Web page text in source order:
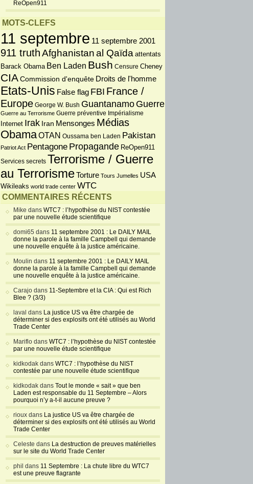
ReOpen911
MOTS-CLEFS
11 septembre 11 septembre 2001
911 truthAfghanistanal Qaïda attentats
Barack Obama Ben Laden Bush Censure Cheney
CIA Commission d'enquête Droits de l'homme
Etats-Unis False flag FBI France /
Europe George W. Bush Guantanamo Guerre
Guerre au Terrorisme Guerre préventive Impérialisme
Internet Irak Iran Mensonges Médias
ObamaOTAN Oussama ben Laden Pakistan
Patriot Act Pentagone Propagande ReOpen911
Services secrets Terrorisme / Guerre
au TerrorismeTorture Tours Jumelles USA
Wikileaks world trade center WTC
COMMENTAIRES RÉCENTS
Mike dans WTC7 : l’hypothèse du NIST contestée
par une nouvelle étude scientifique
domi65 dans 11 septembre 2001 : Le DAILY MAIL
donne la parole à la famille Campbell qui demande
une nouvelle enquête à la justice américaine.
Moulin dans 11 septembre 2001 : Le DAILY MAIL
donne la parole à la famille Campbell qui demande
une nouvelle enquête à la justice américaine.
Carajo dans 11-Septembre et la CIA : Qui est Rich
Blee ? (3/3)
laval dans La justice US va être chargée de
déterminer si des explosifs ont été utilisés au World
Trade Center
Mariflo dans WTC7 : l’hypothèse du NIST contestée
par une nouvelle étude scientifique
kidkodak dans WTC7 : l’hypothèse du NIST
contestée par une nouvelle étude scientifique
kidkodak dans Tout le monde « sait » que ben
Laden est responsable du 11 Septembre – Alors
pourquoi n’y a-t-il aucune preuve ?
rioux dans La justice US va être chargée de
déterminer si des explosifs ont été utilisés au World
Trade Center
Celeste dans La destruction de preuves matérielles
sur le site du World Trade Center
phil dans 11 Septembre : La chute libre du WTC7
est une preuve flagrante